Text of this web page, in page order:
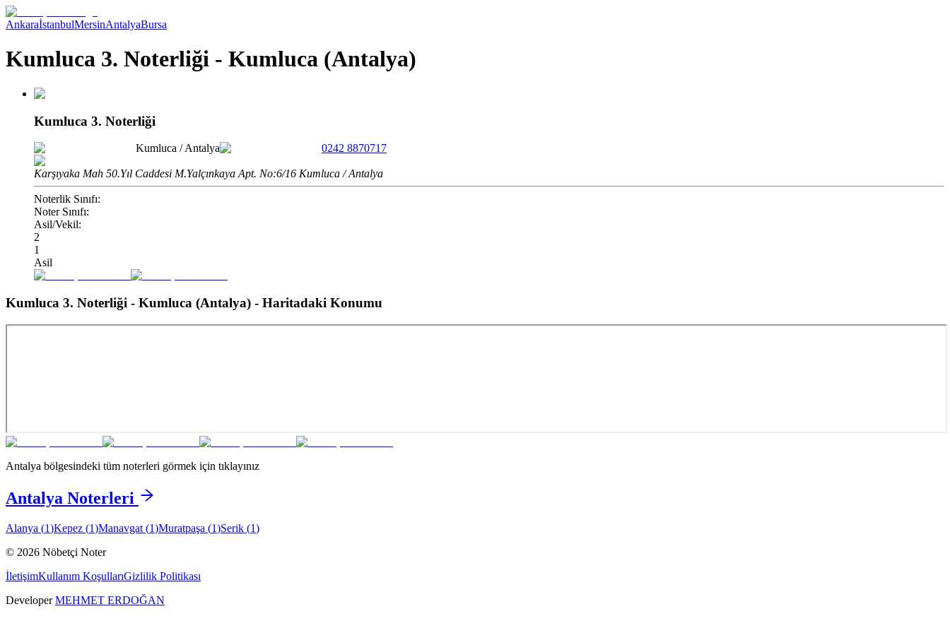
AnkaraİstanbulMersinAntalyaBursa
Kumluca 3. Noterliği - Kumluca (Antalya)
Kumluca 3. Noterliği
Kumluca /Antalya 0242 8870717
Karşıyaka Mah 50.Yıl Caddesi M.Yalçınkaya Apt. No:6/16 Kumluca / Antalya
Noterlik Sınıfı:
Noter Sınıfı:
Asil/Vekil:
2
1
Asil
Kumluca 3. Noterliği - Kumluca (Antalya) - Haritadaki Konumu
Antalya bölgesindeki tüm noterleri görmek için tıklayınız
Antalya Noterleri
Alanya (1)Kepez (1)Manavgat (1)Muratpaşa (1)Serik (1)
© 2026 Nöbetçi Noter
İletişimKullanım KoşullarıGizlilik Politikası
DeveloperMEHMET ERDOĞAN